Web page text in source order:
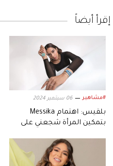
إقرأ أيضاً
#مشاهير 06 سبتمبر 2024
بلقيس: اهتمام Messika
بتمكين المرأة شجعني على